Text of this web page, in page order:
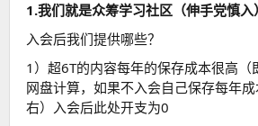
1.我们就是众筹学习社区（伸手党慎入）
入会后我们提供哪些？
1）超6T的内容每年的保存成本很高（
网盘计算，如果不入会自己保存每年
右）入会后此处开支为0